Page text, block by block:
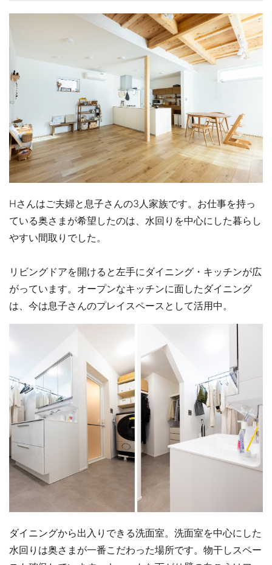
Hさんはご夫婦と息子さんの3人家族です。お仕事を持っ
ている奥さまが希望したのは、水回りを中心にした暮らし
やすい間取りでした。
リビングドアを開けると左手にダイニング・キッチンが広
がっています。オープンなキッチンに面したダイニング
は、今は息子さんのプレイスペースとして活用中。
ダイニングから出入りできる洗面室。洗面室を中心にした
水回りは奥さまが一番こだわった場所です。物干しスペー